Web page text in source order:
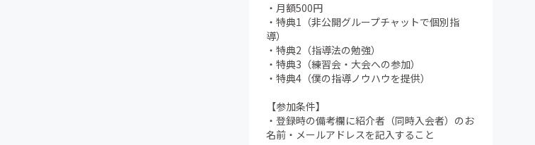
・月額500円
・特典1（非公開グループチャットで個別指
導）
・特典2（指導法の勉強）
・特典3（練習会・大会への参加）
・特典4（僕の指導ノウハウを提供）
【参加条件】
・登録時の備考欄に紹介者（同時入会者）のお
名前・メールアドレスを記入すること